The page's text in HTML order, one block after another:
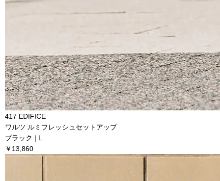
417 EDIFICE
ワルツ ルミフレッシュセットアップ
ブラック | L
￥13,860